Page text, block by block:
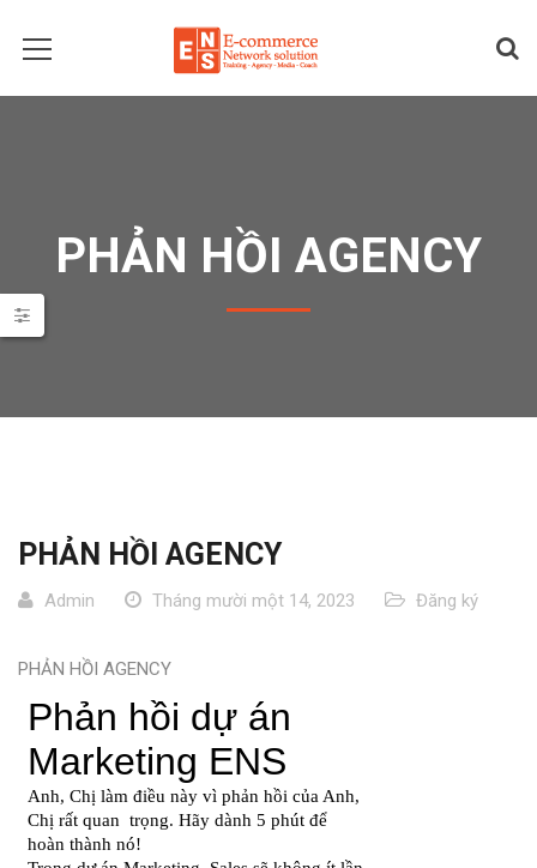
PHẢN HỒI AGENCY
PHẢN HỒI AGENCY
Admin Tháng mười một 14, 2023 Đăng ký
PHẢN HỒI AGENCY